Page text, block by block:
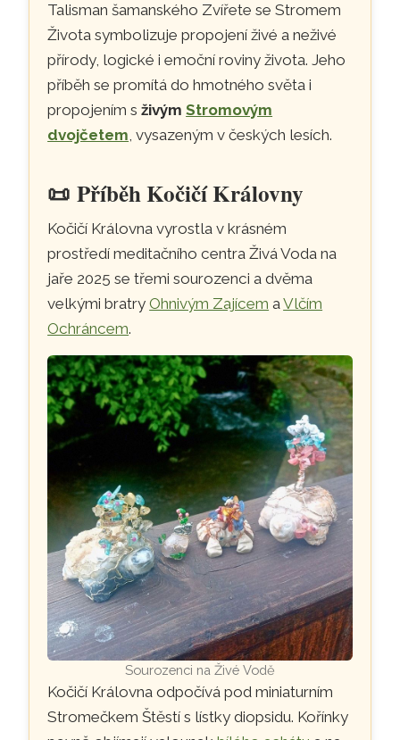
Talisman šamanského Zvířete se Stromem
Života symbolizuje propojení živé a neživé
přírody, logické i emoční roviny života. Jeho
příběh se promítá do hmotného světa i
propojením sživýmStromovým
dvojčetem, vysazeným v českých lesích.
📜Příběh Kočičí Královny
Kočičí Královna vyrostla v krásném
prostředí meditačního centra Živá Voda na
jaře 2025 se třemi sourozenci a dvěma
velkými bratryOhnivým Zajícem aVlčím
Ochráncem.
Sourozenci na Živé Vodě
Kočičí Královna odpočívá pod miniaturním
Stromečkem Štěstí s lístky diopsidu. Kořínky